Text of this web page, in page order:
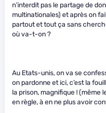
n’interdit pas le partage de
multinationales) et après on
partout et tout ça sans
où va-t-on ?
Au Etats-unis, on va se
on pardonne et ici, c’est la
la prison, magnifique ! (même
en règle, à en ne plus avoir